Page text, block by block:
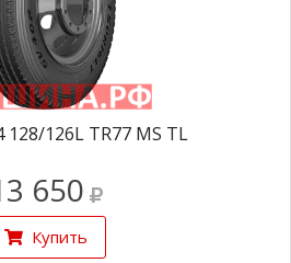
128/126L TR77 MS TL
650
Купить